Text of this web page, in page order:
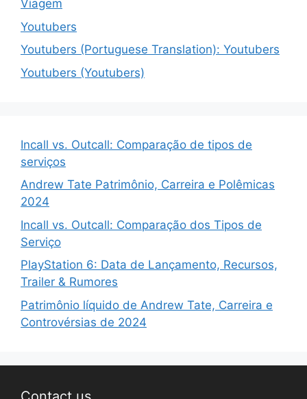
Viagem
Youtubers
Youtubers (Portuguese Translation): Youtubers
Youtubers (Youtubers)
Incall vs. Outcall: Comparação de tipos de
serviços
Andrew Tate Patrimônio, Carreira e Polêmicas
2024
Incall vs. Outcall: Comparação dos Tipos de
Serviço
PlayStation 6: Data de Lançamento, Recursos,
Trailer & Rumores
Patrimônio líquido de Andrew Tate, Carreira e
Controvérsias de 2024